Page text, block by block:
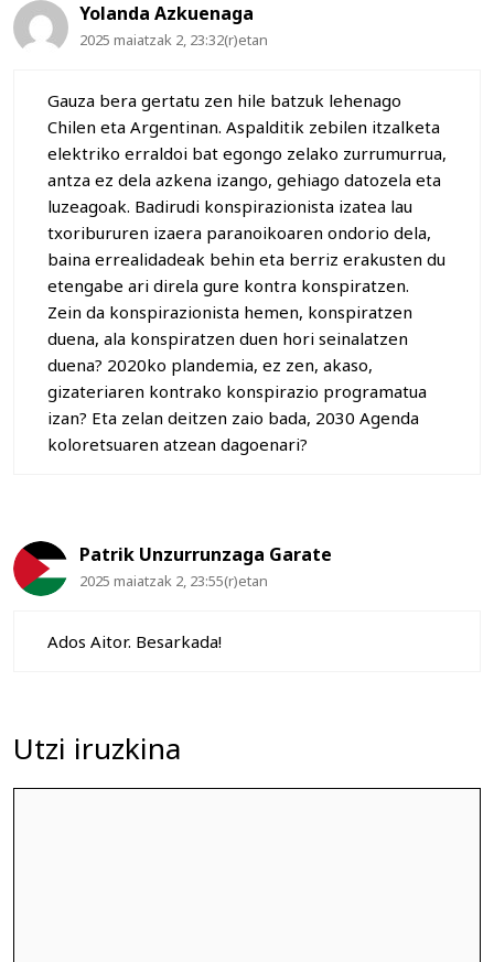
Yolanda Azkuenaga
2025 maiatzak 2, 23:32(r)etan
Gauza bera gertatu zen hile batzuk lehenago
Chilen eta Argentinan. Aspalditik zebilen itzalketa
elektriko erraldoi bat egongo zelako zurrumurrua,
antza ez dela azkena izango, gehiago datozela eta
luzeagoak. Badirudi konspirazionista izatea lau
txoribururen izaera paranoikoaren ondorio dela,
baina errealidadeak behin eta berriz erakusten du
etengabe ari direla gure kontra konspiratzen.
Zein da konspirazionista hemen, konspiratzen
duena, ala konspiratzen duen hori seinalatzen
duena? 2020ko plandemia, ez zen, akaso,
gizateriaren kontrako konspirazio programatua
izan? Eta zelan deitzen zaio bada, 2030 Agenda
koloretsuaren atzean dagoenari?
Patrik Unzurrunzaga Garate
2025 maiatzak 2, 23:55(r)etan
Ados Aitor. Besarkada!
Utzi iruzkina